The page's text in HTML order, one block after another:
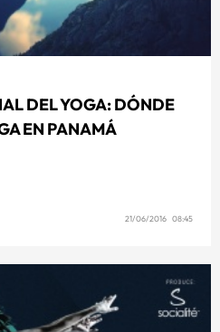
DEL YOGA: DÓNDE
EN PANAMÁ
21/06/2016 08:45